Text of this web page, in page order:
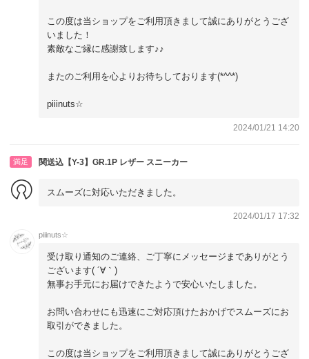
この度は当ショップをご利用頂きまして誠にありがとうござ
いました！
素敵なご縁に感謝致します♪♪
またのご利用を心よりお待ちしております(*^^*)
piiinuts☆
2024/01/21 14:20
満足 関送込【Y-3】GR.1P レザー スニーカー
スムーズに対応いただきました。
2024/01/17 17:32
piiinuts☆
受け取り通知のご連絡、ご丁寧にメッセージまでありがとう
ございます( ´∀｀)
無事お手元にお届けできたようで安心いたしました。
お問い合わせにも迅速にご対応頂けたおかげでスムーズにお
取引ができました。
この度は当ショップをご利用頂きまして誠にありがとうござ